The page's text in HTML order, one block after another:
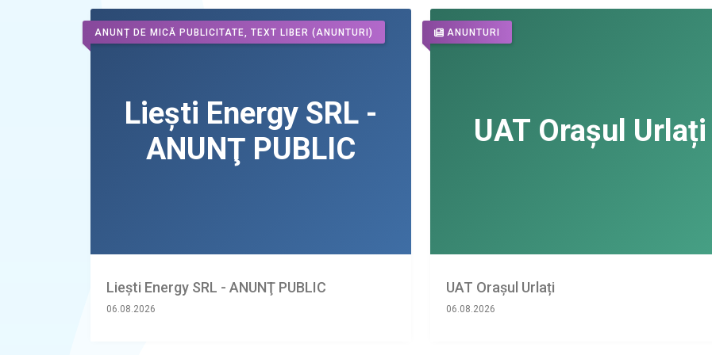
ANUNȚ DE MICĂ PUBLICITATE, TEXT LIBER (ANUNTURI)
Liești Energy SRL - ANUNŢ PUBLIC
06.08.2026
ANUNTURI
UAT Orașul Urlați
06.08.2026